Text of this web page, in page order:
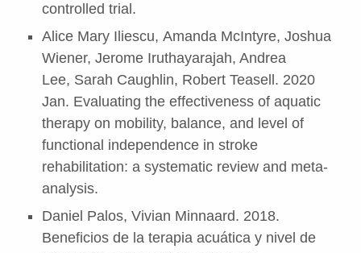
controlled trial.
Alice Mary Iliescu, Amanda McIntyre, Joshua
Wiener, Jerome Iruthayarajah, Andrea
Lee, Sarah Caughlin, Robert Teasell. 2020
Jan. Evaluating the effectiveness of aquatic
therapy on mobility, balance, and level of
functional independence in stroke
rehabilitation: a systematic review and meta-
analysis.
Daniel Palos, Vivian Minnaard. 2018.
Beneficios de la terapia acuática y nivel de